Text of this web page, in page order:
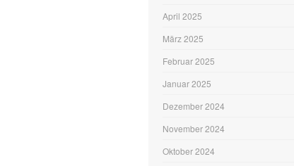
April 2025
März 2025
Februar 2025
Januar 2025
Dezember 2024
November 2024
Oktober 2024